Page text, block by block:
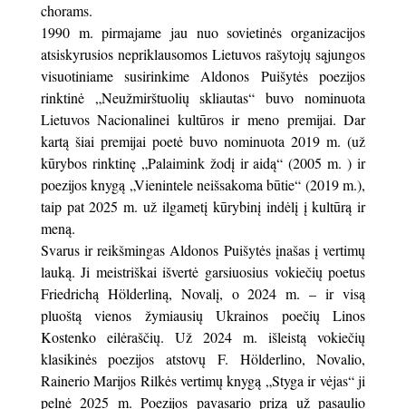
chorams.
1990 m. pirmajame jau nuo sovietinės organizacijos
atsiskyrusios nepriklausomos Lietuvos rašytojų sąjungos
visuotiniame susirinkime Aldonos Puišytės poezijos
rinktinė „Neužmirštuolių skliautas“ buvo nominuota
Lietuvos Nacionalinei kultūros ir meno premijai. Dar
kartą šiai premijai poetė buvo nominuota 2019 m. (už
kūrybos rinktinę „Palaimink žodį ir aidą“ (2005 m. ) ir
poezijos knygą „Vienintele neišsakoma būtie“ (2019 m.),
taip pat 2025 m. už ilgametį kūrybinį indėlį į kultūrą ir
meną.
Svarus ir reikšmingas Aldonos Puišytės įnašas į vertimų
lauką. Ji meistriškai išvertė garsiuosius vokiečių poetus
Friedrichą Hölderliną, Novalį, o 2024 m. – ir visą
pluoštą vienos žymiausių Ukrainos poečių Linos
Kostenko eilėraščių. Už 2024 m. išleistą vokiečių
klasikinės poezijos atstovų F. Hölderlino, Novalio,
Rainerio Marijos Rilkės vertimų knygą „Styga ir vėjas“ ji
pelnė 2025 m. Poezijos pavasario prizą už pasaulio